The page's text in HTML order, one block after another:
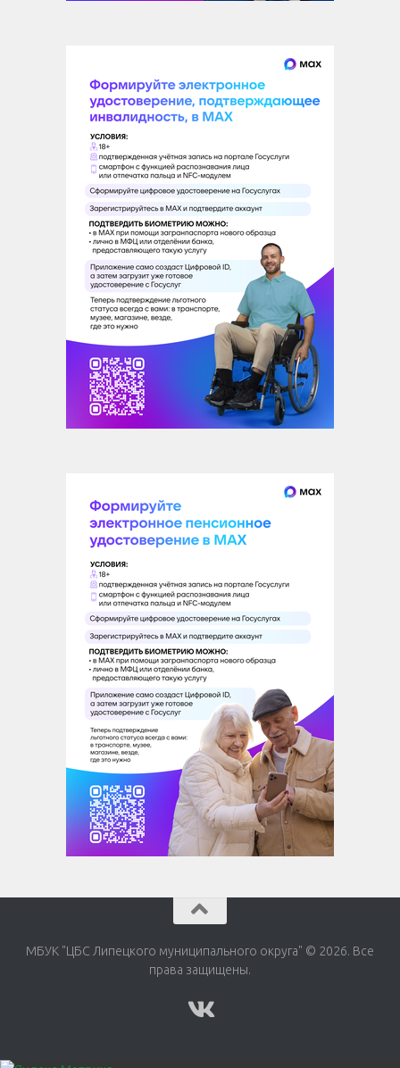
МБУК "ЦБС Липецкого муниципального округа" © 2026. Все
права защищены.